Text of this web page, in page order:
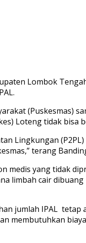
Lombok
Loteng tidak bisa
Lingkungan
terang
medis yang tidak
limbah cair
jumlah IPAL
membutuhkan